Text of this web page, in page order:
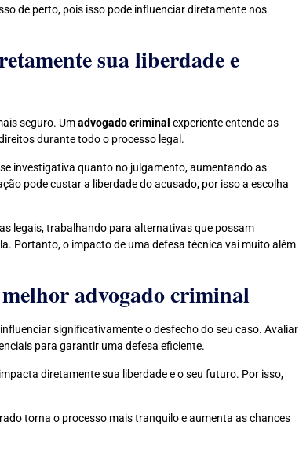
de perto, pois isso pode influenciar diretamente nos
sua liberdade e
seguro. Umadvogado criminal experiente entende as
durante todo o processo legal.
investigativa quanto no julgamento, aumentando as
pode custar a liberdade do acusado, por isso a escolha
legais, trabalhando para alternativas que possam
Portanto, o impacto de uma defesa técnica vai muito além
advogado criminal
significativamente o desfecho do seu caso. Avaliar
para garantir uma defesa eficiente.
diretamente sua liberdade e o seu futuro. Por isso,
torna o processo mais tranquilo e aumenta as chances